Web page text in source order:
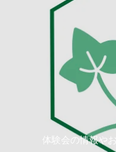
体験会の情報や